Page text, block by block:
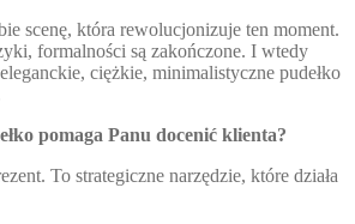
scenę, która rewolucjonizuje ten moment.
formalności są zakończone. I wtedy
ciężkie, minimalistyczne pudełko
pomaga Panu docenić klienta?
To strategiczne narzędzie, które działa